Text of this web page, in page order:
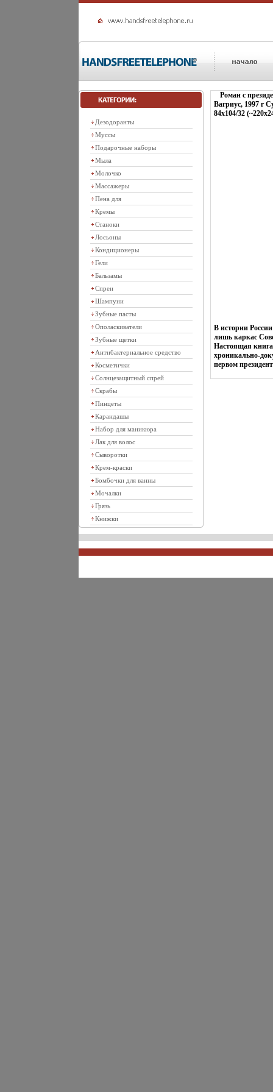
Дезодоранты
Муссы
Подарочные наборы
Мыла
Молочко
Массажеры
Пена для
Кремы
Станоки
Лосьоны
Кондиционеры
Гели
Бальзамы
Спреи
Шампуни
Зубные пасты
Ополаскиватели
Зубные щетки
Антибактериальное средство
Косметички
Солнцезащитный спрей
Скрабы
Пинцеты
Карандашы
Набор для маникюра
Лак для волос
Сыворотки
Крем-краски
Бомбочки для ванны
Мочалки
Грязь
Книжки
Роман с
Вагриус, 1997 г
84x104/32
В истории
лишь каркас
Настоящая книга
хроникально-
первом